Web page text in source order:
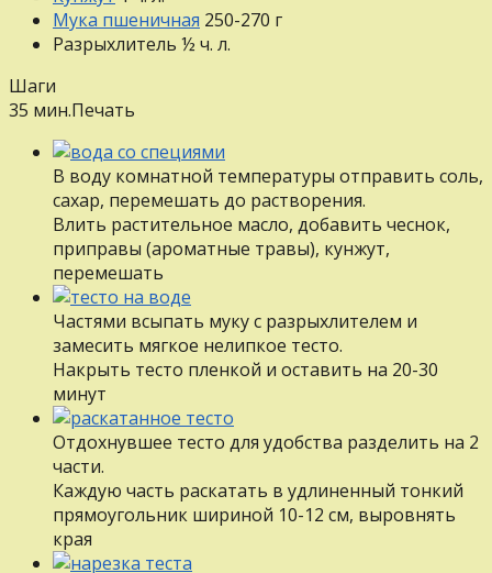
Мука пшеничная 250-270 г
Разрыхлитель ½ ч. л.
Шаги
35 мин.Печать
В воду комнатной температуры отправить соль,
сахар, перемешать до растворения.
Влить растительное масло, добавить чеснок,
приправы (ароматные травы), кунжут,
перемешать
Частями всыпать муку с разрыхлителем и
замесить мягкое нелипкое тесто.
Накрыть тесто пленкой и оставить на 20-30
минут
Отдохнувшее тесто для удобства разделить на 2
части.
Каждую часть раскатать в удлиненный тонкий
прямоугольник шириной 10-12 см, выровнять
края